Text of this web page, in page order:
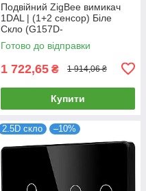
Подвійний ZigBee вимикач
1DAL | (1+2 сенсор) Біле
Скло (G157D-
SW1G2G.ZB.WT)
Готово до відправки
1 722,65 ₴ 1 914,06 ₴
Купити
2.5D скло –10%